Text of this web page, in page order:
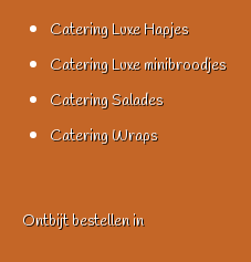
Catering Luxe Hapjes
Catering Luxe minibroodjes
Catering Salades
Catering Wraps
Ontbijt bestellen in